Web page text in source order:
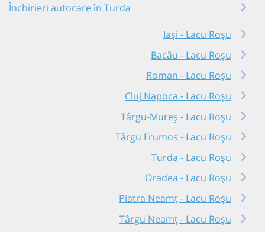
Închirieri autocare în Turda
Iași - Lacu Roșu
Bacău - Lacu Roșu
Roman - Lacu Roșu
Cluj Napoca - Lacu Roșu
Târgu-Mureș - Lacu Roșu
Târgu Frumos - Lacu Roșu
Turda - Lacu Roșu
Oradea - Lacu Roșu
Piatra Neamț - Lacu Roșu
Târgu Neamț - Lacu Roșu